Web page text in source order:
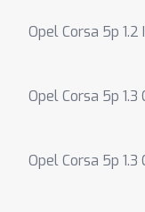
Opel Corsa 5p
Opel Corsa 5p 1.3
Opel Corsa 5p